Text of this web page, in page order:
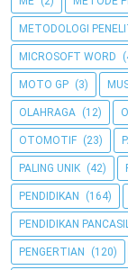
METODOLOGI
MICROSOFT WORD
MOTO GP (3)
OLAHRAGA (12)
OTOMOTIF (23)
PALING UNIK (42)
PENDIDIKAN (164)
PENDIDIKAN
PENGERTIAN (120)